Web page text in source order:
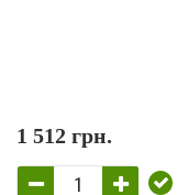
1 512 грн.